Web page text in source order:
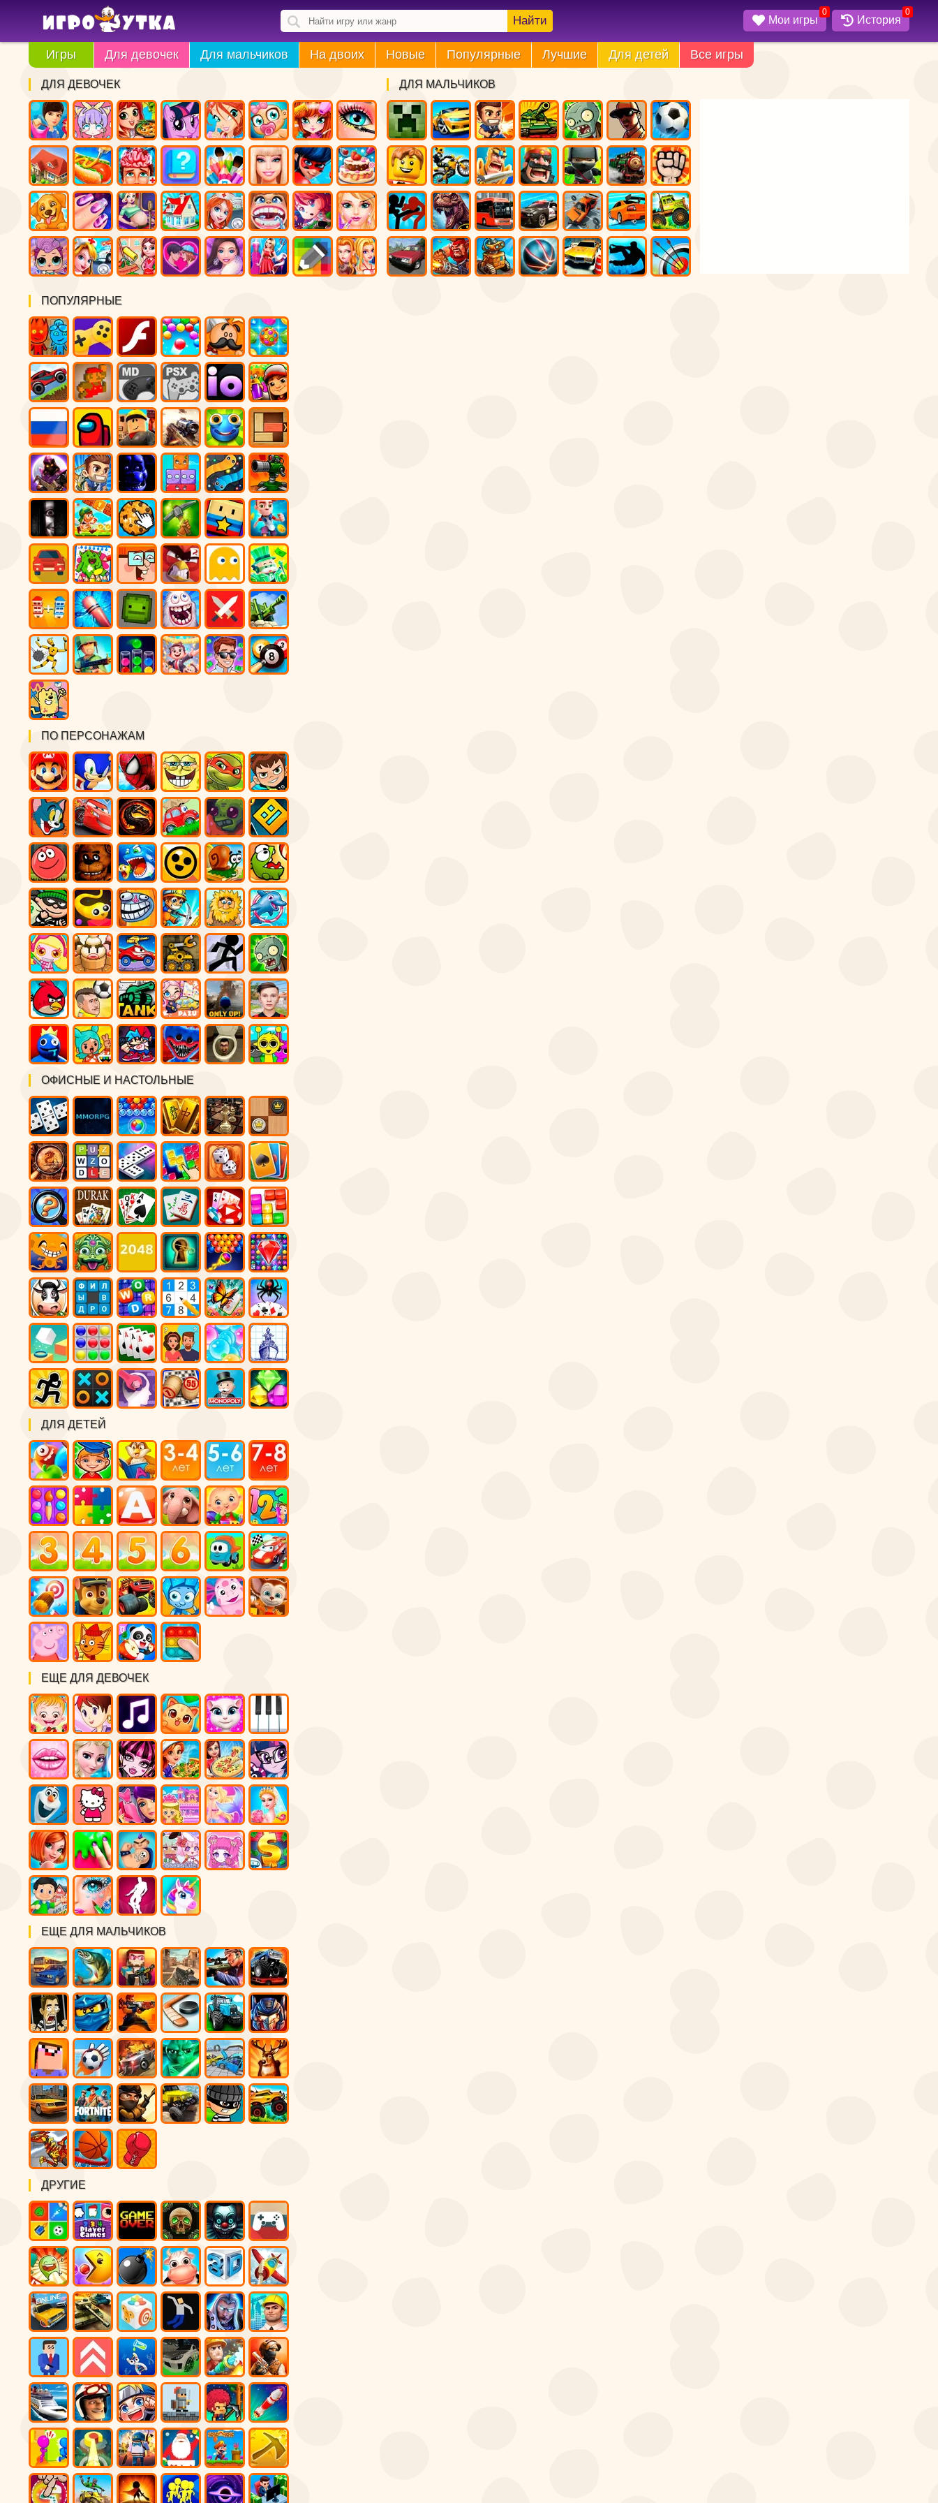
Найти Мои игры
0
История
0
Игры Для девочек Для мальчиков На двоих Новые Популярные Лучшие Для детей Все игры
ДЛЯ МАЛЬЧИКОВ
ДЛЯ ДЕВОЧЕК
ПОПУЛЯРНЫЕ
ПО ПЕРСОНАЖАМ
ОФИСНЫЕ И НАСТОЛЬНЫЕ
ДЛЯ ДЕТЕЙ
ЕЩЕ ДЛЯ ДЕВОЧЕК
ЕЩЕ ДЛЯ МАЛЬЧИКОВ
ДРУГИЕ